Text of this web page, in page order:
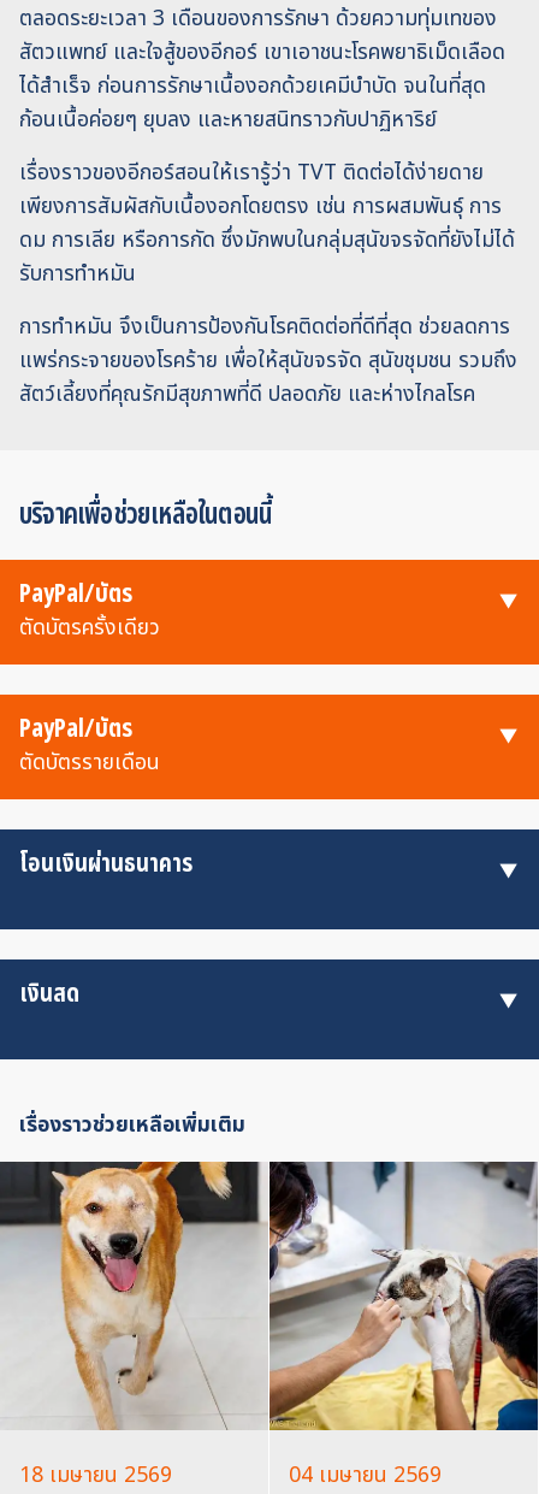
ตลอดระยะเวลา 3 เดือนของการรักษา ด้วยความทุ่มเทของ
สัตวแพทย์ และใจสู้ของอีกอร์ เขาเอาชนะโรคพยาธิเม็ดเลือด
ได้สำเร็จ ก่อนการรักษาเนื้องอกด้วยเคมีบำบัด จนในที่สุด
ก้อนเนื้อค่อยๆ ยุบลง และหายสนิทราวกับปาฏิหาริย์
เรื่องราวของอีกอร์สอนให้เรารู้ว่า TVT ติดต่อได้ง่ายดาย
เพียงการสัมผัสกับเนื้องอกโดยตรง เช่น การผสมพันธุ์ การ
ดม การเลีย หรือการกัด ซึ่งมักพบในกลุ่มสุนัขจรจัดที่ยังไม่ได้
รับการทำหมัน
การทำหมัน จึงเป็นการป้องกันโรคติดต่อที่ดีที่สุด ช่วยลดการ
แพร่กระจายของโรคร้าย เพื่อให้สุนัขจรจัด สุนัขชุมชน รวมถึง
สัตว์เลี้ยงที่คุณรักมีสุขภาพที่ดี ปลอดภัย และห่างไกลโรค
บริจาคเพื่อช่วยเหลือในตอนนี้
PayPal/บัตร
ตัดบัตรครั้งเดียว
PayPal/บัตร
ตัดบัตรรายเดือน
โอนเงินผ่านธนาคาร
เงินสด
เรื่องราวช่วยเหลือเพิ่มเติม
18 เมษายน 2569 04 เมษายน 2569